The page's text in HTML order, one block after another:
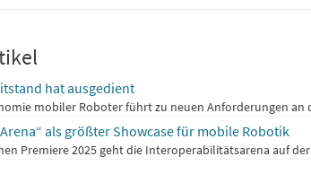
hat ausgedient
mobiler Roboter führt zu neuen Anforderungen
als größter Showcase für mobile Robotik
Premiere 2025 geht die Interoperabilitätsarena auf